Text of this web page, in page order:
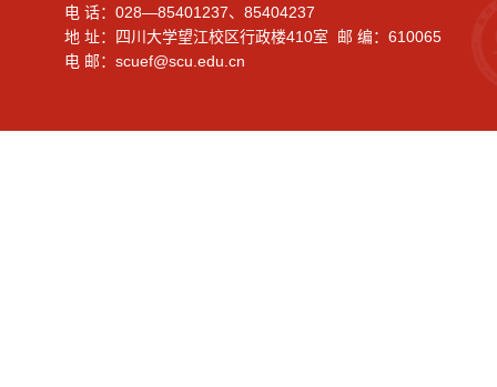
电 话：028—85401237、85404237
地 址：四川大学望江校区行政楼410室 邮 编：610065
电 邮：scuef@scu.edu.cn